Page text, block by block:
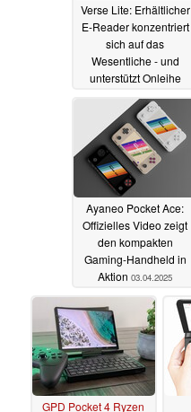
Verse Lite: Erhältlicher
E-Reader konzentriert
sich auf das
Wesentliche - und
unterstützt Onleihe
14.05.2025
Ayaneo Pocket Ace:
Offizielles Video zeigt
den kompakten
Gaming-Handheld in
Aktion 03.04.2025
GPD Pocket 4 Ryzen